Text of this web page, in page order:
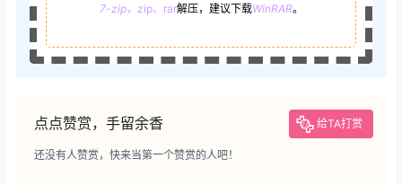
7-zip，zip、rar解压，建议下载WinRAR。
点点赞赏，手留余香 给TA打赏
还没有人赞赏，快来当第一个赞赏的人吧！